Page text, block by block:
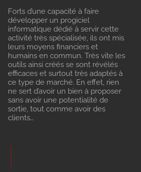
Forts d’une capacité à faire
développer un progiciel
informatique dédié à servir cette
activité très spécialisée, ils ont mis
leurs moyens financiers et
humains en commun. Très vite les
outils ainsi créés se sont révélés
efficaces et surtout très adaptés à
ce type de marché. En effet, rien
ne sert d’avoir un bien à proposer
sans avoir une potentialité de
sortie, tout comme avoir des
clients…